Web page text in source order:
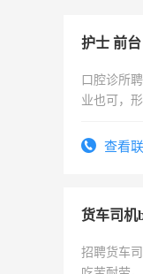
护士 前台
口腔诊所
业也可，
查看
货车司机
招聘货车